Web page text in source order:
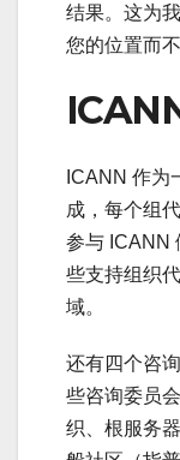
结果。这为
您的位置而
ICANN 作为
成，每个组
参与 ICANN
些支持组织
域。
还有四个咨
些咨询委员
织、根服务